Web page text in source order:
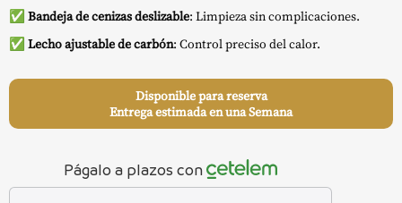
✅ Bandeja de cenizas deslizable: Limpieza sin complicaciones.
✅ Lecho ajustable de carbón: Control preciso del calor.
Disponible para reserva
Entrega estimada en una Semana
Págalo a plazos con